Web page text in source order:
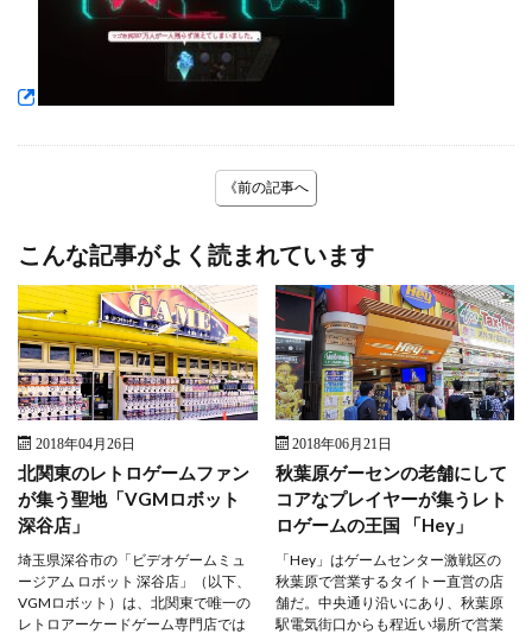
《前の記事へ
こんな記事がよく読まれています
2018年04月26日
北関東のレトロゲームファン
が集う聖地「VGMロボット
深谷店」
埼玉県深谷市の「ビデオゲームミュ
ージアム ロボット 深谷店」（以下、
VGMロボット）は、北関東で唯一の
レトロアーケードゲーム専門店では
2018年06月21日
秋葉原ゲーセンの老舗にして
コアなプレイヤーが集うレト
ロゲームの王国 「Hey」
「Hey」はゲームセンター激戦区の
秋葉原で営業するタイトー直営の店
舗だ。中央通り沿いにあり、秋葉原
駅電気街口からも程近い場所で営業